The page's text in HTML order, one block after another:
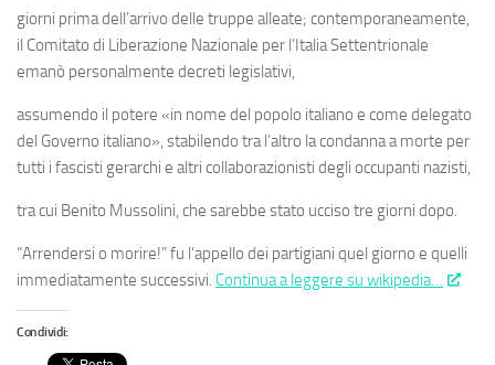
giorni prima dell’arrivo delle truppe alleate; contemporaneamente,
il Comitato di Liberazione Nazionale per l’Italia Settentrionale
emanò personalmente decreti legislativi,
assumendo il potere «in nome del popolo italiano e come delegato
del Governo italiano», stabilendo tra l’altro la condanna a morte per
tutti i fascisti gerarchi e altri collaborazionisti degli occupanti nazisti,
tra cui Benito Mussolini, che sarebbe stato ucciso tre giorni dopo.
“Arrendersi o morire!” fu l’appello dei partigiani quel giorno e quelli
immediatamente successivi. Continua a leggere su wikipedia…
Condividi: